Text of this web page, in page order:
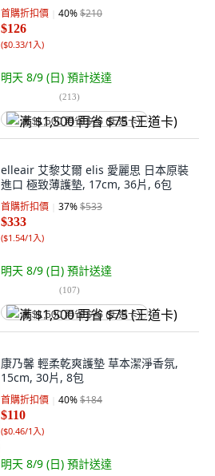
首購折扣價 40%$210
$126
($0.33/1入)
明天 8/9 (日) 預計送達
(213)
满 $1,500 再省 $75 (王道卡)
elleair 艾黎艾爾 elis 愛麗思 日本原裝
進口 極致薄護墊, 17cm, 36片, 6包
首購折扣價 37%$533
$333
($1.54/1入)
明天 8/9 (日) 預計送達
(107)
满 $1,500 再省 $75 (王道卡)
康乃馨 輕柔乾爽護墊 草本潔淨香氛,
15cm, 30片, 8包
首購折扣價 40%$184
$110
($0.46/1入)
明天 8/9 (日) 預計送達